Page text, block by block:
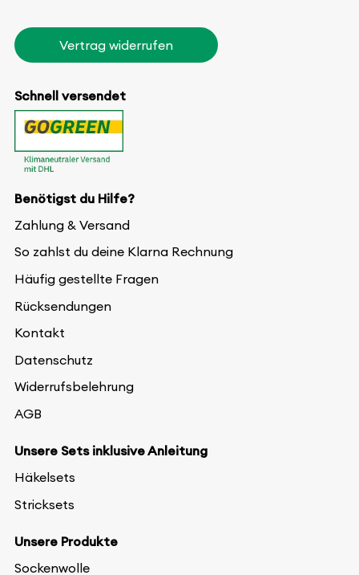
Benötigst du Hilfe?
Zahlung & Versand
So zahlst du deine Klarna Rechnung
Häufig gestellte Fragen
Rücksendungen
Kontakt
Datenschutz
Widerrufsbelehrung
AGB
Unsere Sets inklusive Anleitung
Häkelsets
Stricksets
Unsere Produkte
Sockenwolle
Vertrag widerrufen
Schnell versendet